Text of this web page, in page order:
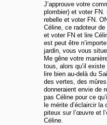
J’approuve votre
plombier) et voter
rebelle et voter FN.
Céline, ce radoteur
et voter FN et lire
est peut être
jardin, vous vous
Me gêne votre
tous, alors qu’il
lire bien au-delà du
des vertes, des
donneraient envie de
pas Céline pour ce
le mérite d’éclaircir
piteux sur l’œuvre et
Céline.